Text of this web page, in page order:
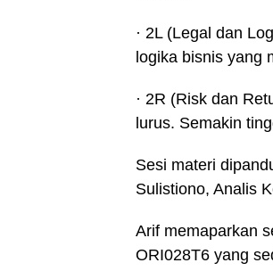
· 2L (Legal dan
logika bisnis yang
· 2R (Risk dan
lurus. Semakin
Sesi materi
Sulistiono, Analis
Arif memaparkan
ORI028T6 yang